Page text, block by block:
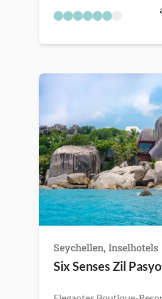
Seychellen, Inselhotels
Six Senses Zil